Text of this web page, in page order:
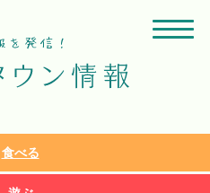
食べる